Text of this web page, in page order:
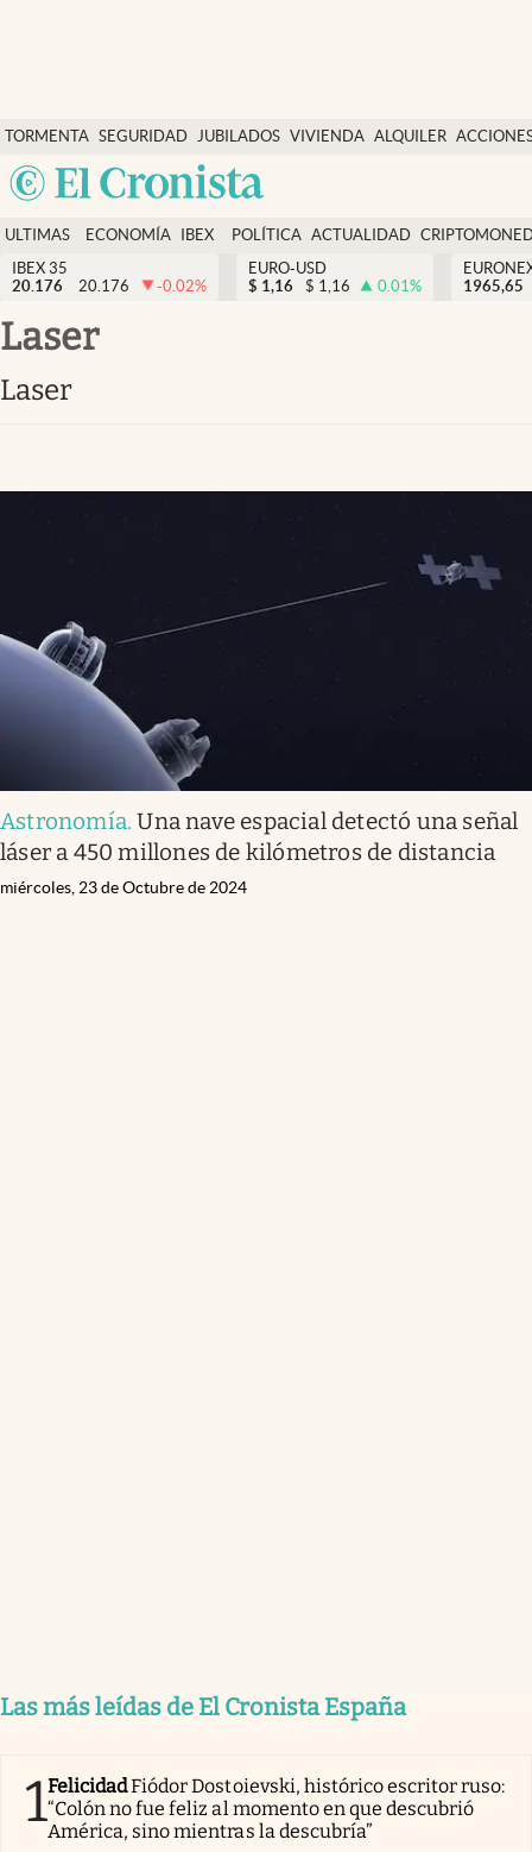
TORMENTA SEGURIDAD
SOCIAL
JUBILADOS VIVIENDA ALQUILER
USA
Economía y finanzas
Política
Actualidad
Criptomonedas
España
ULTIMAS
NOTICIAS
ECONOMÍA
FINANZAS
IBEX
EURO
POLÍTICA ACTUALIDAD
IBEX 35
20.176
20.176 -0.02%
EURO-USD
$ 1,16 $ 1,16 0.01%
1965,65
laser
laser
Astronomía.Una nave espacial detectó una señal
láser a 450 millones de kilómetros de distancia
miércoles, 23 de Octubre de 2024
Las más leídas de El Cronista España
1FelicidadFiódor Dostoievski, histórico escritor ruso:
“Colón no fue feliz al momento en que descubrió
América, sino mientras la descubría”